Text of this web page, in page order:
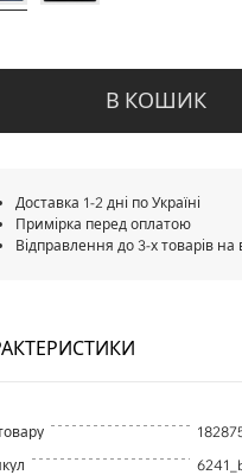
В КОШИК
Доставка 1-2 дні по Україні
Примірка перед оплатою
Відправлення до 3-х товарів на